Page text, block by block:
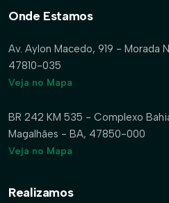
Onde Estamos
Av. Aylon Macedo, 919 - Morada
47810-035
Veja no Mapa
BR 242 KM 535 - Complexo
Magalhães - BA, 47850-000
Veja no Mapa
Realizamos